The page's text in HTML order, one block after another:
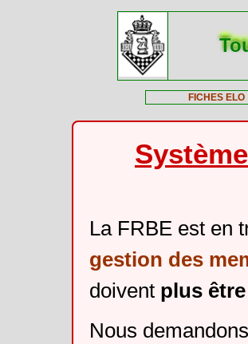
FICHES ELO
La FRBE est en
gestion des
doivent plus
Nous